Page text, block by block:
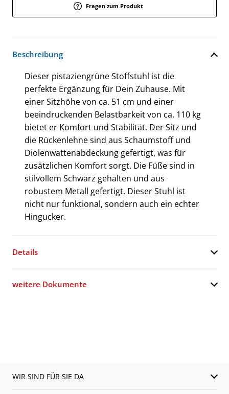
Fragen zum Produkt
Beschreibung
Dieser pistaziengrüne Stoffstuhl ist die
perfekte Ergänzung für Dein Zuhause. Mit
einer Sitzhöhe von ca. 51 cm und einer
beeindruckenden Belastbarkeit von ca. 110 kg
bietet er Komfort und Stabilität. Der Sitz und
die Rückenlehne sind aus Schaumstoff und
Diolenwattenabdeckung gefertigt, was für
zusätzlichen Komfort sorgt. Die Füße sind in
stilvollem Schwarz gehalten und aus
robustem Metall gefertigt. Dieser Stuhl ist
nicht nur funktional, sondern auch ein echter
Hingucker.
Details
weitere Dokumente
WIR SIND FÜR SIE DA